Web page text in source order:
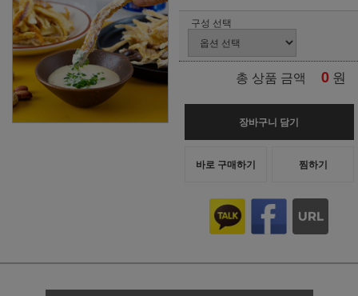
구성 선택
총 상품 금액 0 원
장바구니 담기
바로 구매하기 찜하기